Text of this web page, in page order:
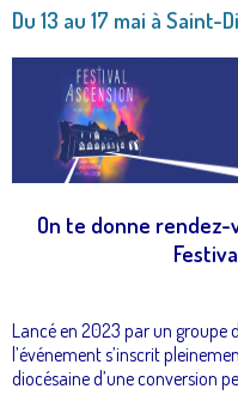
Du 13 au 17 mai à Saint-
On te donne
Lancé en 2023 par un groupe
l’événement s’inscrit
diocésaine d’une conversion